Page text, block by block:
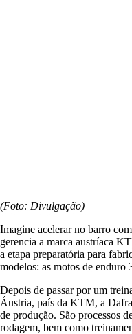
(Foto: Divulgação)
Imagine acelerar no barro
gerencia a marca austríaca
a etapa preparatória para
modelos: as motos de
Depois de passar por um
Áustria, país da KTM, a Dafra
de produção. São processos
rodagem, bem como